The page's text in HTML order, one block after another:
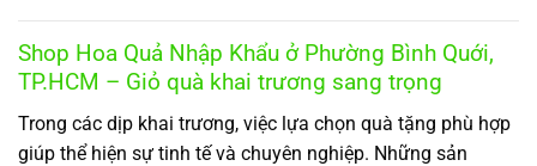
Shop Hoa Quả Nhập Khẩu ở Phường Bình Quới,
TP.HCM – Giỏ quà khai trương sang trọng
Trong các dịp khai trương, việc lựa chọn quà tặng phù hợp
giúp thể hiện sự tinh tế và chuyên nghiệp. Những sản